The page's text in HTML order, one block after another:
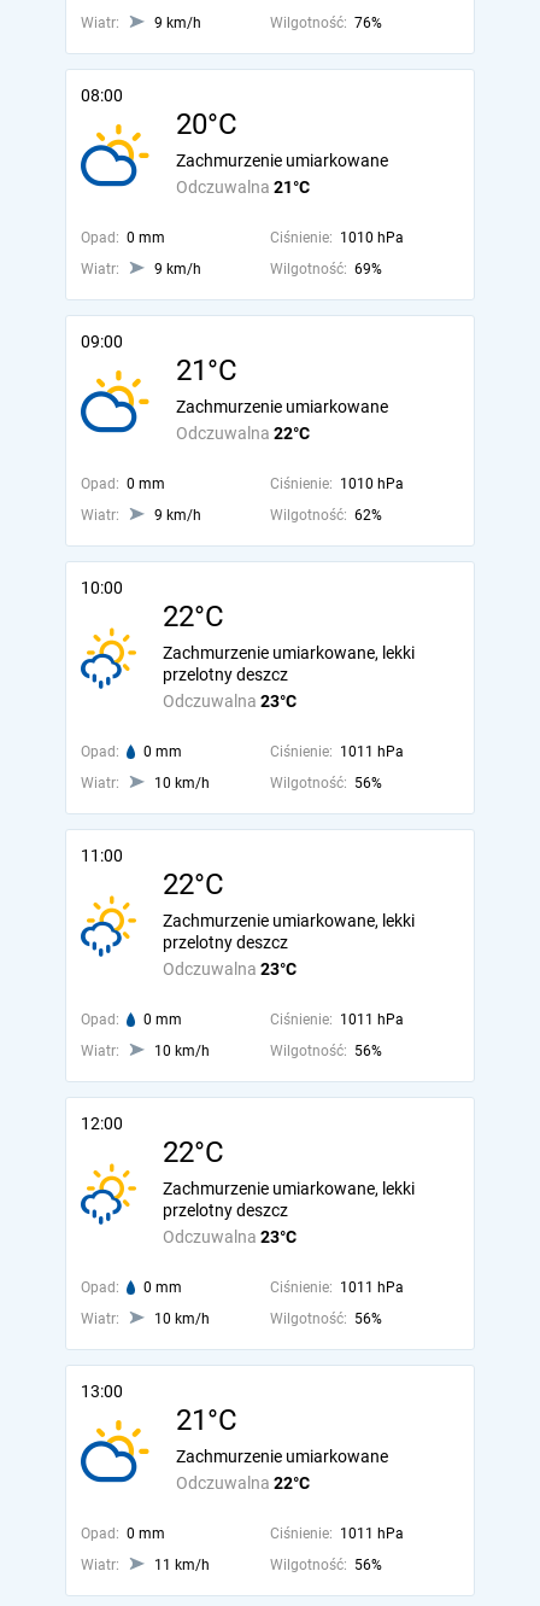
Wiatr: 9 km/h Wilgotność: 76%
08:00
20°C
Odczuwalna 21°C
Zachmurzenie umiarkowane
Opad: 0 mm Ciśnienie: 1010 hPa
Wiatr:
9 km/h Wilgotność: 69%
09:00
21°C
Odczuwalna 22°C
Zachmurzenie umiarkowane
Opad: 0 mm Ciśnienie: 1010 hPa
Wiatr:
9 km/h Wilgotność: 62%
10:00
22°C
Odczuwalna 23°C
Zachmurzenie umiarkowane, lekki
przelotny deszcz
Opad: 0 mm Ciśnienie: 1011 hPa
Wiatr:
10 km/h Wilgotność: 56%
11:00
22°C
Odczuwalna 23°C
Zachmurzenie umiarkowane, lekki
przelotny deszcz
Opad: 0 mm Ciśnienie: 1011 hPa
Wiatr:
10 km/h Wilgotność: 56%
12:00
22°C
Odczuwalna 23°C
Zachmurzenie umiarkowane, lekki
przelotny deszcz
Opad: 0 mm Ciśnienie: 1011 hPa
Wiatr:
10 km/h Wilgotność: 56%
13:00
21°C
Odczuwalna 22°C
Zachmurzenie umiarkowane
Opad: 0 mm Ciśnienie: 1011 hPa
Wiatr:
11 km/h Wilgotność: 56%